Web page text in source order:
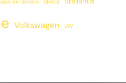
de Genève Skoda
Volkswagen VW